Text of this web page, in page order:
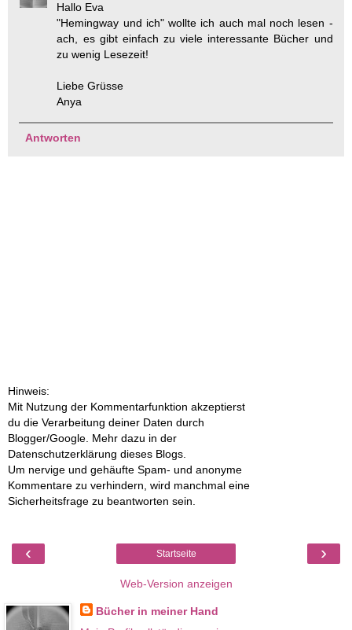
Hallo Eva
"Hemingway und ich" wollte ich auch mal noch lesen -
ach, es gibt einfach zu viele interessante Bücher und
zu wenig Lesezeit!
Liebe Grüsse
Anya
Antworten
Hinweis:
Mit Nutzung der Kommentarfunktion akzeptierst
du die Verarbeitung deiner Daten durch
Blogger/Google. Mehr dazu in der
Datenschutzerklärung dieses Blogs.
Um nervige und gehäufte Spam- und anonyme
Kommentare zu verhindern, wird manchmal eine
Sicherheitsfrage zu beantworten sein.
‹ ›
Startseite
Web-Version anzeigen
Bücher in meiner Hand